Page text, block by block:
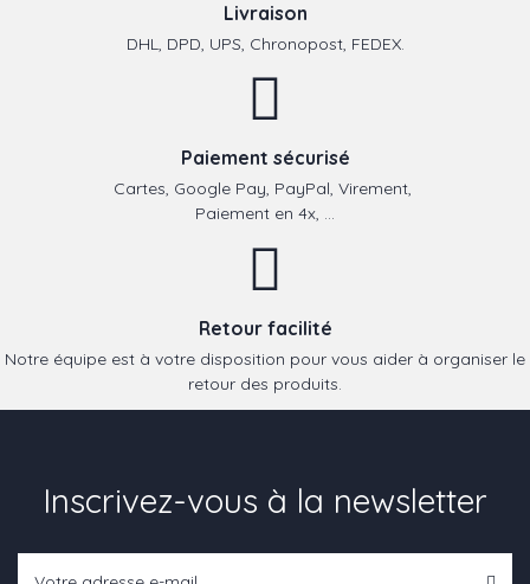
Livraison
DHL, DPD, UPS, Chronopost, FEDEX.
Paiement sécurisé
Cartes, Google Pay, PayPal, Virement,
Paiement en 4x, ...
Retour facilité
Notre équipe est à votre disposition pour vous aider à organiser le
retour des produits.
Inscrivez-vous à la newsletter